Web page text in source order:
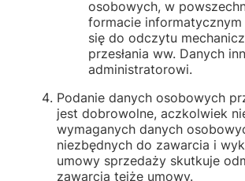
osobowych, w
formacie informatycznym
się do odczytu
przesłania ww. Danych
administratorowi.
Podanie danych osobowych
jest dobrowolne, aczkolwiek
wymaganych danych
niezbędnych do zawarcia i
umowy sprzedaży skutkuje
zawarcia tejże umowy.